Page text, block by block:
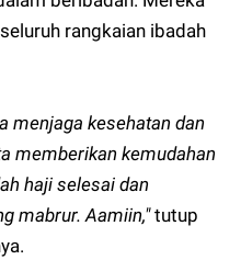
rangkaian ibadah
menjaga kesehatan dan
memberikan kemudahan
haji selesai dan
mabrur. Aamiin,"tutup